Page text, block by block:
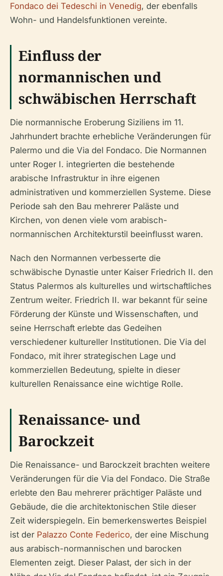
Fondaco dei Tedeschi in Venedig, der ebenfalls
Wohn- und Handelsfunktionen vereinte.
Einfluss der
normannischen und
schwäbischen Herrschaft
Die normannische Eroberung Siziliens im 11.
Jahrhundert brachte erhebliche Veränderungen für
Palermo und die Via del Fondaco. Die Normannen
unter Roger I. integrierten die bestehende
arabische Infrastruktur in ihre eigenen
administrativen und kommerziellen Systeme. Diese
Periode sah den Bau mehrerer Paläste und
Kirchen, von denen viele vom arabisch-
normannischen Architekturstil beeinflusst waren.
Nach den Normannen verbesserte die
schwäbische Dynastie unter Kaiser Friedrich II. den
Status Palermos als kulturelles und wirtschaftliches
Zentrum weiter. Friedrich II. war bekannt für seine
Förderung der Künste und Wissenschaften, und
seine Herrschaft erlebte das Gedeihen
verschiedener kultureller Institutionen. Die Via del
Fondaco, mit ihrer strategischen Lage und
kommerziellen Bedeutung, spielte in dieser
kulturellen Renaissance eine wichtige Rolle.
Renaissance- und
Barockzeit
Die Renaissance- und Barockzeit brachten weitere
Veränderungen für die Via del Fondaco. Die Straße
erlebte den Bau mehrerer prächtiger Paläste und
Gebäude, die die architektonischen Stile dieser
Zeit widerspiegeln. Ein bemerkenswertes Beispiel
ist der Palazzo Conte Federico, der eine Mischung
aus arabisch-normannischen und barocken
Elementen zeigt. Dieser Palast, der sich in der